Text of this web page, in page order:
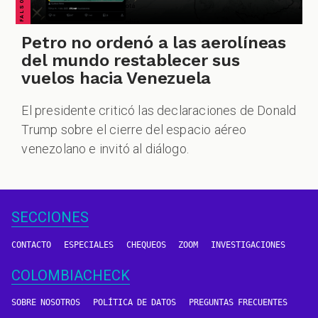
Petro no ordenó a las aerolíneas
del mundo restablecer sus
vuelos hacia Venezuela
El presidente criticó las declaraciones de Donald
Trump sobre el cierre del espacio aéreo
venezolano e invitó al diálogo.
SECCIONES
CONTACTO ESPECIALES CHEQUEOS ZOOM INVESTIGACIONES
COLOMBIACHECK
SOBRE NOSOTROS POLÍTICA DE DATOS PREGUNTAS FRECUENTES